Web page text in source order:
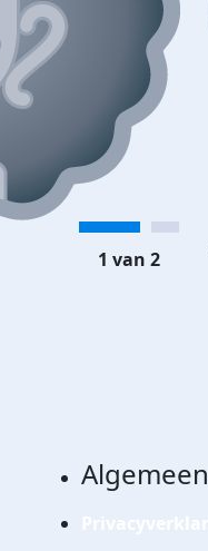
1 van 2
Algemeen